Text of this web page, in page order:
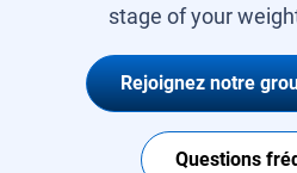
stage of your
Rejoignez notre
Questions